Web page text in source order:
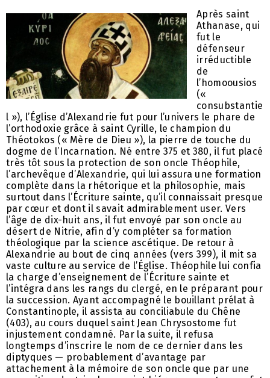
Après saint
Athanase, qui
fut le
défenseur
irréductible
de
l’homoousios
(«
consubstantie
l »), l’Église d’Alexandrie fut pour l’univers le phare de
l’orthodoxie grâce à saint Cyrille, le champion du
Théotokos (« Mère de Dieu »), la pierre de touche du
dogme de l’Incarnation. Né entre 375 et 380, il fut placé
très tôt sous la protection de son oncle Théophile,
l’archevêque d’Alexandrie, qui lui assura une formation
complète dans la rhétorique et la philosophie, mais
surtout dans l’Écriture sainte, qu’il connaissait presque
par cœur et dont il savait admirablement user. Vers
l’âge de dix-huit ans, il fut envoyé par son oncle au
désert de Nitrie, afin d’y compléter sa formation
théologique par la science ascétique. De retour à
Alexandrie au bout de cinq années (vers 399), il mit sa
vaste culture au service de l’Église. Théophile lui confia
la charge d’enseignement de l’Écriture sainte et
l’intégra dans les rangs du clergé, en le préparant pour
la succession. Ayant accompagné le bouillant prélat à
Constantinople, il assista au conciliabule du Chêne
(403), au cours duquel saint Jean Chrysostome fut
injustement condamné. Par la suite, il refusa
longtemps d’inscrire le nom de ce dernier dans les
diptyques — probablement d’avantage par
attachement à la mémoire de son oncle que par une